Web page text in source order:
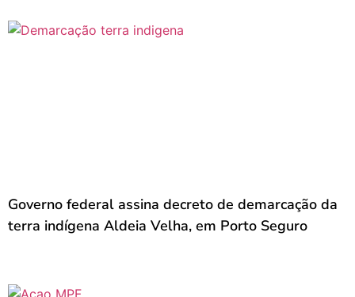
Governo federal assina decreto de demarcação da
terra indígena Aldeia Velha, em Porto Seguro